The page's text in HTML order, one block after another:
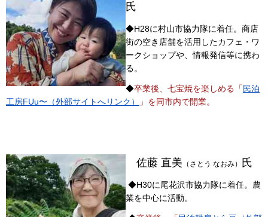
氏
◆H28に村山市協力隊に着任。商店
街の空き店舗を活用したカフェ・ワ
ークショップや、情報発信等に携わ
る。
◆卒業後、七宝焼を楽しめる「 民泊
工房FUu〜（外部サイトへリンク）
」を同市内で開業。
佐藤 直美 （さとう なおみ） 氏
◆H30に尾花沢市協力隊に着任。農
業を中心に活動。